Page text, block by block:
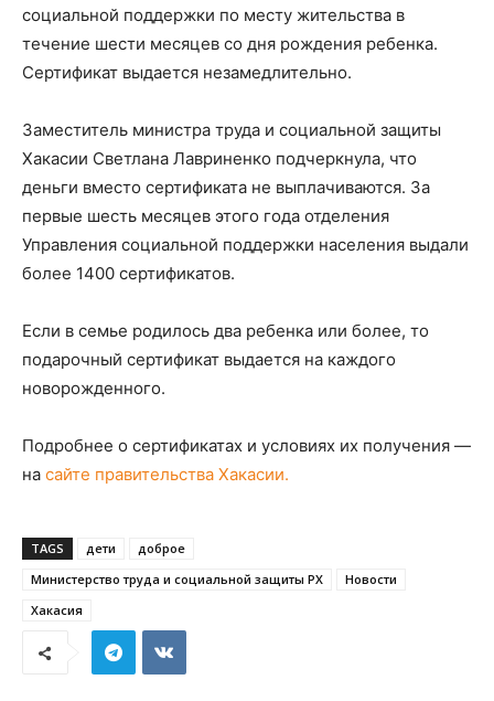
социальной поддержки по месту жительства в
течение шести месяцев со дня рождения ребенка.
Сертификат выдается незамедлительно.
Заместитель министра труда и социальной защиты
Хакасии Светлана Лавриненко подчеркнула, что
деньги вместо сертификата не выплачиваются. За
первые шесть месяцев этого года отделения
Управления социальной поддержки населения выдали
более 1400 сертификатов.
Если в семье родилось два ребенка или более, то
подарочный сертификат выдается на каждого
новорожденного.
Подробнее о сертификатах и условиях их получения —
на сайте правительства Хакасии.
TAGS дети
доброе
Министерство труда и социальной защиты РХ
Новости
Хакасия